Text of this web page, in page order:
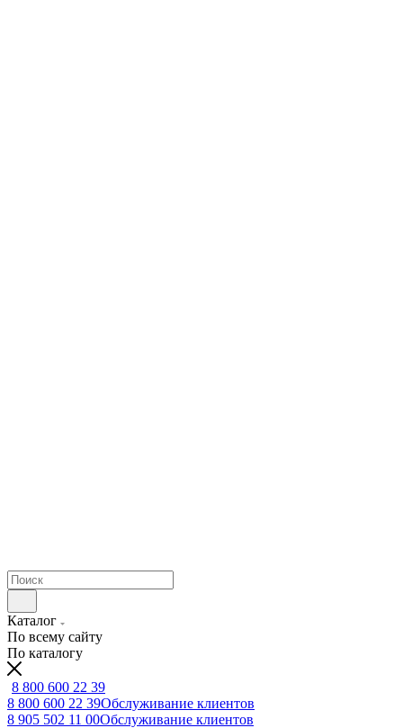
Каталог
По всему сайту
По каталогу
8 800 600 22 39
8 800 600 22 39Обслуживание клиентов
8 905 502 11 00Обслуживание клиентов